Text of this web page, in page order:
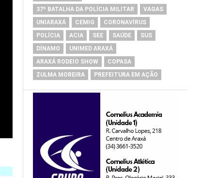
37º BATALHA DA POLÍCIA MILITAR
VAGAS
UNIARAXÁ
CEMIG
CORONAVÍRUS
POLÍCIA
ACIA SEE SAÚDE
SUS
DÍNAMO
UNIMED ARAXÁ
ARAXÁ RODEIO SHOW
COPASA
ZULMA MOREIRA
PREFEITURA EM AÇÃO